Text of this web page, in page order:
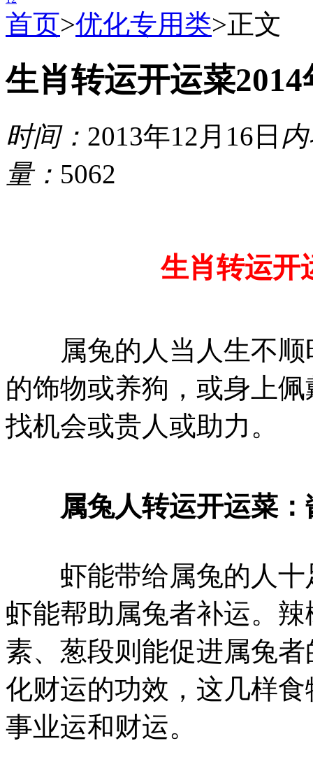
首页> 优化专用类> 正文
生肖转运开运菜
时间： 2013年12月16日
量： 5062
生肖转运开运
属兔的人当人生不顺
的饰物或养狗，或身上
找机会或贵人或助力。
属兔人转运开运菜：
虾能带给属兔的人十
虾能帮助属兔者补运。
素、葱段则能促进属兔
化财运的功效，这几样
事业运和财运。